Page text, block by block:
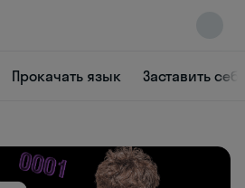
Прокачать язык Заставить